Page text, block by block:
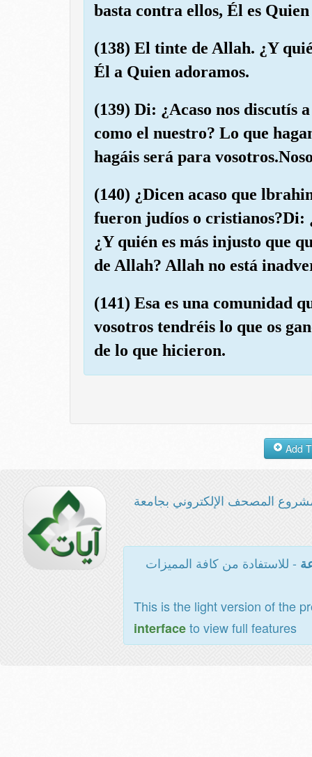
basta contra ellos, Él es
(138) El tinte de Allah. ¿Y
Él a Quien adoramos.
(139) Di: ¿Acaso nos discutís
como el nuestro? Lo que
hagáis será para
(140) ¿Dicen acaso que
fueron judíos o cristianos?Di:
¿Y quién es más injusto que
de Allah? Allah no está
(141) Esa es una comunidad
vosotros tendréis lo que os
de lo que hicieron.
المصحف الإلكتروني بجامعة
- للاستفادة من كافة المميزات
This is the light version of the
interfaceto view full features